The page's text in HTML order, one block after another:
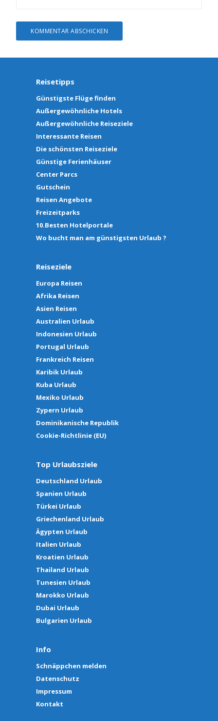
Reisetipps
Günstigste Flüge finden
Außergewöhnliche Hotels
Außergewöhnliche Reiseziele
Interessante Reisen
Die schönsten Reiseziele
Günstige Ferienhäuser
Center Parcs
Gutschein
Reisen Angebote
Freizeitparks
10.Besten Hotelportale
Wo bucht man am günstigsten Urlaub ?
Reiseziele
Europa Reisen
Afrika Reisen
Asien Reisen
Australien Urlaub
Indonesien Urlaub
Portugal Urlaub
Frankreich Reisen
Karibik Urlaub
Kuba Urlaub
Mexiko Urlaub
Zypern Urlaub
Dominikanische Republik
Cookie-Richtlinie (EU)
Top Urlaubsziele
Deutschland Urlaub
Spanien Urlaub
Türkei Urlaub
Griechenland Urlaub
Ägypten Urlaub
Italien Urlaub
Kroatien Urlaub
Thailand Urlaub
Tunesien Urlaub
Marokko Urlaub
Dubai Urlaub
Bulgarien Urlaub
Info
Schnäppchen melden
Datenschutz
Impressum
Kontakt